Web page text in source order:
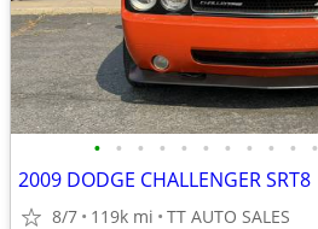
• • • • • • • • • • •
2009 DODGE CHALLENGER SRT8
8/7 119k mi TT AUTO SALES